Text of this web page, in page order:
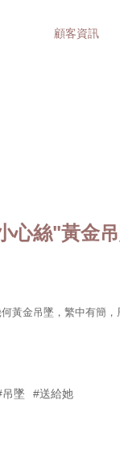
顧客資訊
心絲"黃金
黃金吊墜，繁中有簡
吊墜 #送給她